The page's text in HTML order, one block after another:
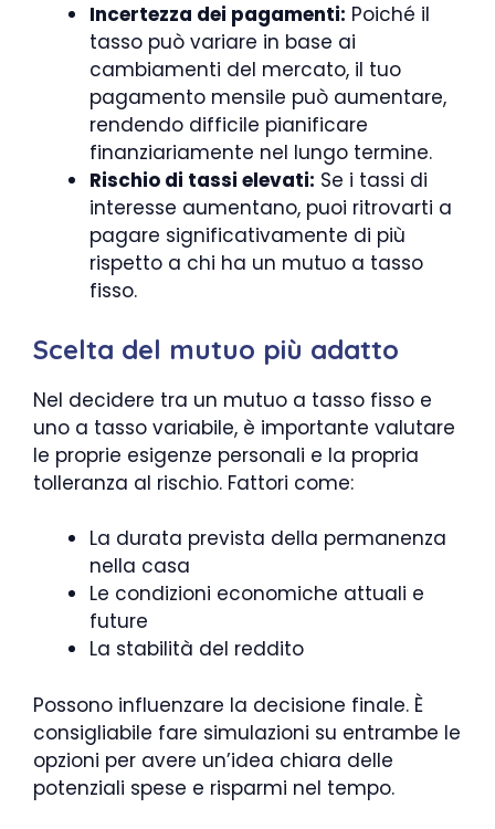
Incertezza dei pagamenti: Poiché il
tasso può variare in base ai
cambiamenti del mercato, il tuo
pagamento mensile può aumentare,
rendendo difficile pianificare
finanziariamente nel lungo termine.
Rischio di tassi elevati: Se i tassi di
interesse aumentano, puoi ritrovarti a
pagare significativamente di più
rispetto a chi ha un mutuo a tasso
fisso.
Scelta del mutuo più adatto
Nel decidere tra un mutuo a tasso fisso e
uno a tasso variabile, è importante valutare
le proprie esigenze personali e la propria
tolleranza al rischio. Fattori come:
La durata prevista della permanenza
nella casa
Le condizioni economiche attuali e
future
La stabilità del reddito
Possono influenzare la decisione finale. È
consigliabile fare simulazioni su entrambe le
opzioni per avere un’idea chiara delle
potenziali spese e risparmi nel tempo.